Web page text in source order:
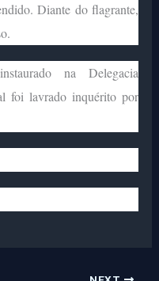
Diante do flagrante,
na Delegacia
foi lavrado inquérito por